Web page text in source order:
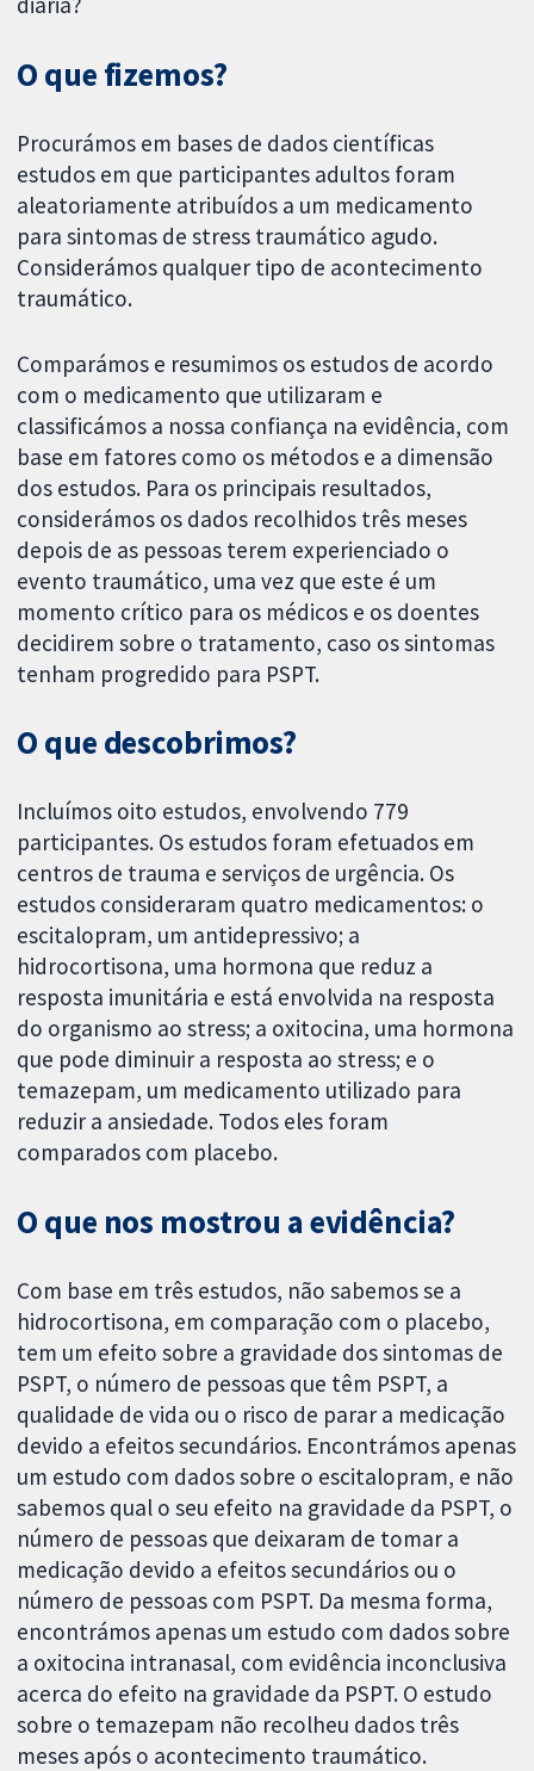
O que fizemos?
Procurámos em bases de dados científicas
estudos em que participantes adultos foram
aleatoriamente atribuídos a um medicamento
para sintomas de stress traumático agudo.
Considerámos qualquer tipo de acontecimento
traumático.
Comparámos e resumimos os estudos de acordo
com o medicamento que utilizaram e
classificámos a nossa confiança na evidência, com
base em fatores como os métodos e a dimensão
dos estudos. Para os principais resultados,
considerámos os dados recolhidos três meses
depois de as pessoas terem experienciado o
evento traumático, uma vez que este é um
momento crítico para os médicos e os doentes
decidirem sobre o tratamento, caso os sintomas
tenham progredido para PSPT.
O que descobrimos?
Incluímos oito estudos, envolvendo 779
participantes. Os estudos foram efetuados em
centros de trauma e serviços de urgência. Os
estudos consideraram quatro medicamentos: o
escitalopram, um antidepressivo; a
hidrocortisona, uma hormona que reduz a
resposta imunitária e está envolvida na resposta
do organismo ao stress; a oxitocina, uma hormona
que pode diminuir a resposta ao stress; e o
temazepam, um medicamento utilizado para
reduzir a ansiedade. Todos eles foram
comparados com placebo.
O que nos mostrou a evidência?
Com base em três estudos, não sabemos se a
hidrocortisona, em comparação com o placebo,
tem um efeito sobre a gravidade dos sintomas de
PSPT, o número de pessoas que têm PSPT, a
qualidade de vida ou o risco de parar a medicação
devido a efeitos secundários. Encontrámos apenas
um estudo com dados sobre o escitalopram, e não
sabemos qual o seu efeito na gravidade da PSPT, o
número de pessoas que deixaram de tomar a
medicação devido a efeitos secundários ou o
número de pessoas com PSPT. Da mesma forma,
encontrámos apenas um estudo com dados sobre
a oxitocina intranasal, com evidência inconclusiva
acerca do efeito na gravidade da PSPT. O estudo
sobre o temazepam não recolheu dados três
meses após o acontecimento traumático.